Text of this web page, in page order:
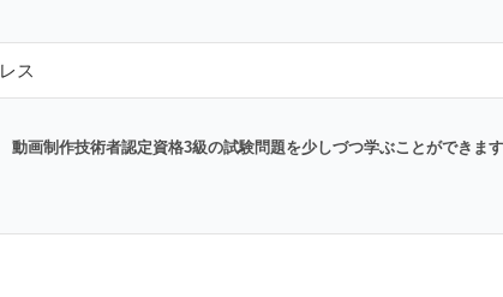
動画制作技術者認定資格3級の試験問題を少しづつ学ぶことができます